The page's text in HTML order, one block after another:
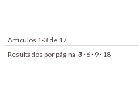
Artículos 1-3 de 17
Resultados por página 3· 6· 9· 18